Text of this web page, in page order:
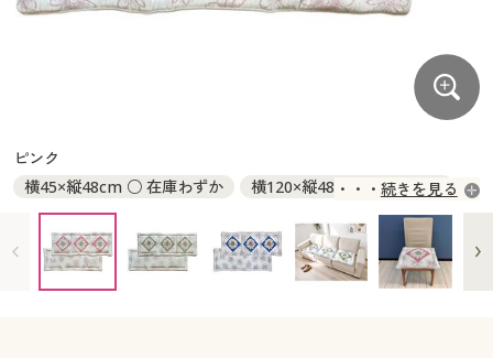
大きいサイズ 事務・制服
カタログ・チラシからのご注文
デジタルカタログ
カタログ無料プレゼント
カタログ無料プレゼント
会員メニュー
ピンク
横45×縦48cm ○ 在庫わずか
横120×縦48cm ◎ 在庫あり
横150×縦48cm ○ 在庫わずか
続きを見る